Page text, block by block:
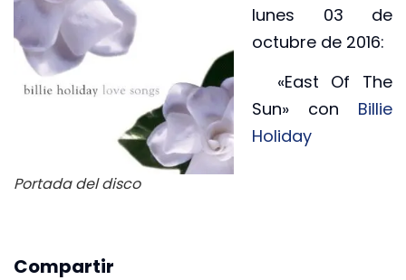
Portada del disco
lunes 03 de
octubre de 2016:
«East Of The
Sun» con Billie
Holiday
Compartir